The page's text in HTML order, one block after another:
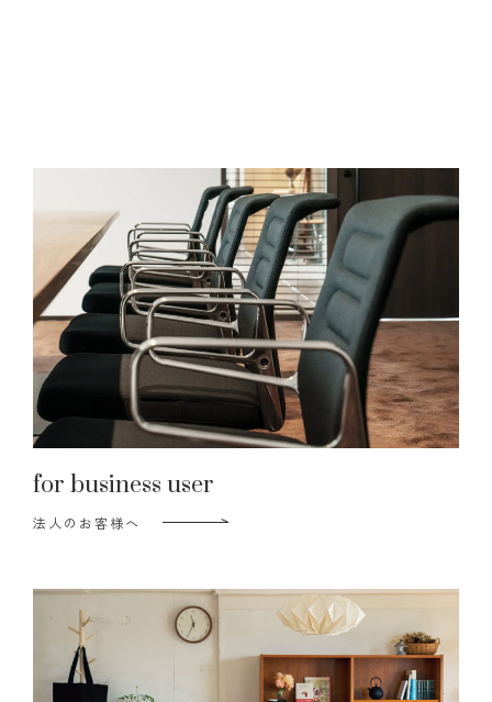
for business user
法人のお客様へ